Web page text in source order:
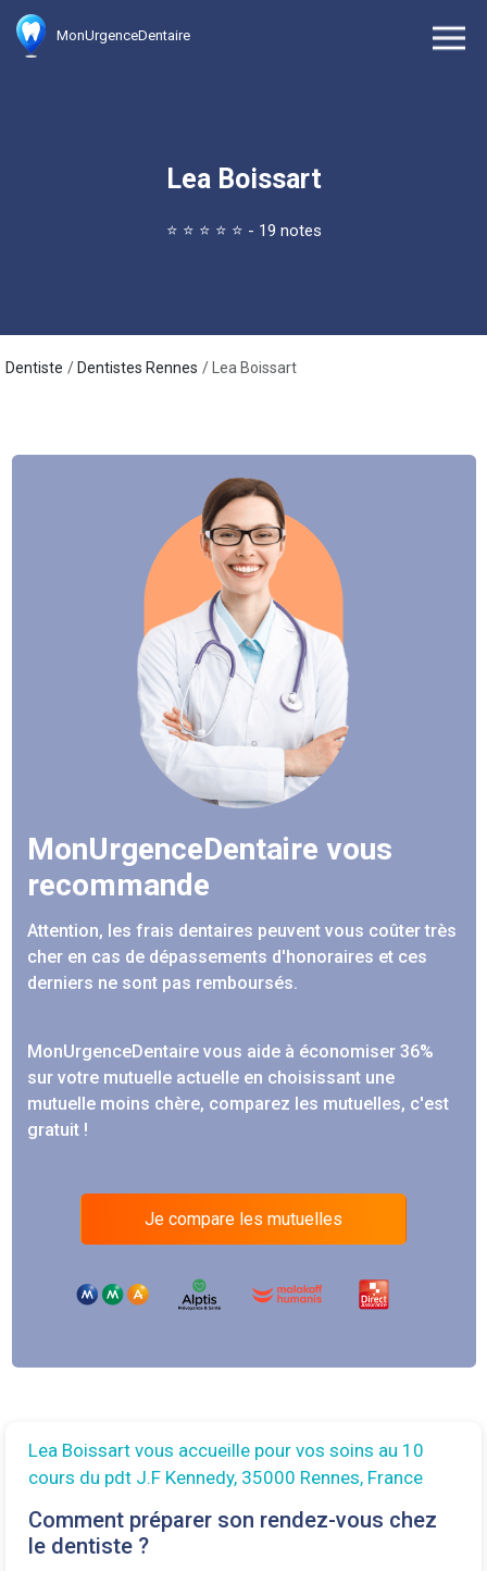
MonUrgenceDentaire
Lea Boissart
⭐ ⭐ ⭐ ⭐ ⭐ - 19 notes
Dentiste Dentistes Rennes Lea Boissart
MonUrgenceDentaire vous
recommande
Attention, les frais dentaires peuvent vous coûter très
cher en cas de dépassements d'honoraires et ces
derniers ne sont pas remboursés.
MonUrgenceDentaire vous aide à économiser 36%
sur votre mutuelle actuelle en choisissant une
mutuelle moins chère, comparez les mutuelles, c'est
gratuit !
Je compare les mutuelles
Lea Boissart vous accueille pour vos soins au 10
cours du pdt J.F Kennedy, 35000 Rennes, France
Comment préparer son rendez-vous chez
le dentiste ?